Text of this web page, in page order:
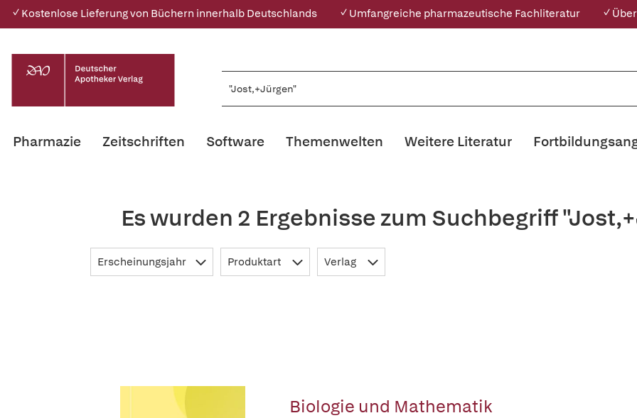
✓ Kostenlose Lieferung von Büchern innerhalb Deutschlands ✓ Umfangreiche pharmazeutische Fachliteratur ✓
Pharmazie Zeitschriften Software Themenwelten Weitere Literatur
Es wurden 2 Ergebnisse zum Suchbegriff
Erscheinungsjahr Produktart Verlag
Biologie und Mathematik